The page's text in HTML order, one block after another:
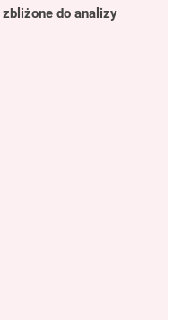
do analizy